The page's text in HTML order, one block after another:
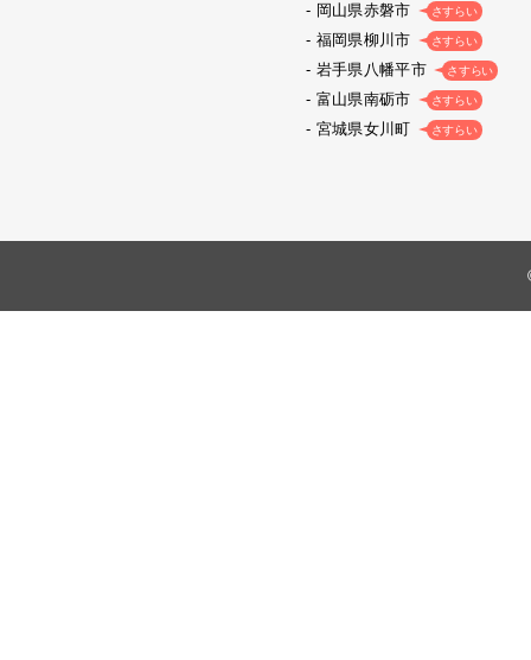
岡山県赤磐市 さすらい
福岡県柳川市 さすらい
岩手県八幡平市 さすらい
富山県南砺市 さすらい
宮城県女川町 さすらい